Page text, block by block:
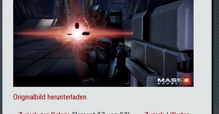
Originalbild herunterladen